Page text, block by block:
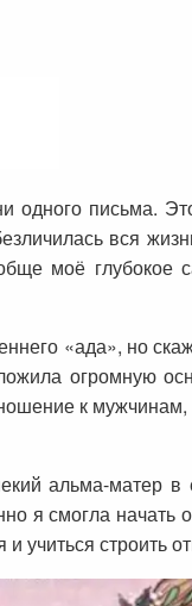
одного письма.
вся
моё глубокое
«ада», но
огромную
к
альма-матер
я смогла начать
учиться строить